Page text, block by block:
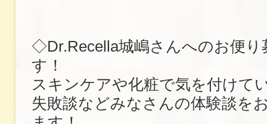
◇Dr.Recella城嶋さんへのお便り
す！
スキンケアや化粧で気を付けて
失敗談などみなさんの体験談を